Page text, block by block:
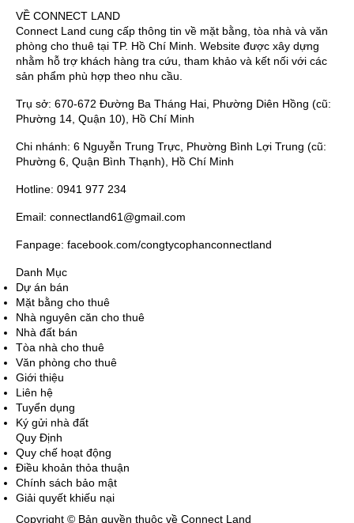
VỀ CONNECT LAND
Connect Land cung cấp thông tin về mặt bằng, tòa nhà và văn
phòng cho thuê tại TP. Hồ Chí Minh. Website được xây dựng
nhằm hỗ trợ khách hàng tra cứu, tham khảo và kết nối với các
sản phẩm phù hợp theo nhu cầu.
Trụ sở: 670-672 Đường Ba Tháng Hai, Phường Diên Hồng (cũ:
Phường 14, Quận 10), Hồ Chí Minh
Chi nhánh: 6 Nguyễn Trung Trực, Phường Bình Lợi Trung (cũ:
Phường 6, Quận Bình Thạnh), Hồ Chí Minh
Hotline: 0941 977 234
Email: connectland61@gmail.com
Fanpage: facebook.com/congtycophanconnectland
Danh Mục
Dự án bán
Mặt bằng cho thuê
Nhà nguyên căn cho thuê
Nhà đất bán
Tòa nhà cho thuê
Văn phòng cho thuê
Giới thiệu
Liên hệ
Tuyển dụng
Ký gửi nhà đất
Quy Định
Quy chế hoạt động
Điều khoản thỏa thuận
Chính sách bảo mật
Giải quyết khiếu nại
Copyright © Bản quyền thuộc về Connect Land